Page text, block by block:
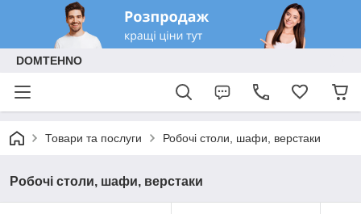
DOMTEHNO
Товари та послуги Робочі столи, шафи, верстаки
Робочі столи, шафи, верстаки